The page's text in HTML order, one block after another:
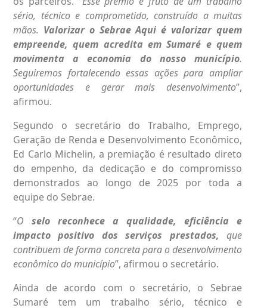
sério, técnico e comprometido, construído a muitas
mãos. Valorizar o Sebrae Aqui é valorizar quem
empreende, quem acredita em Sumaré e quem
movimenta a economia do nosso município.
Seguiremos fortalecendo essas ações para ampliar
oportunidades e gerar mais desenvolvimento”,
afirmou.
Segundo o secretário do Trabalho, Emprego,
Geração de Renda e Desenvolvimento Econômico,
Ed Carlo Michelin, a premiação é resultado direto
do empenho, da dedicação e do compromisso
demonstrados ao longo de 2025 por toda a
equipe do Sebrae.
“O selo reconhece a qualidade, eficiência e
impacto positivo dos serviços prestados, que
contribuem de forma concreta para o desenvolvimento
econômico do município”, afirmou o secretário.
Ainda de acordo com o secretário, o Sebrae
Sumaré tem um trabalho sério, técnico e